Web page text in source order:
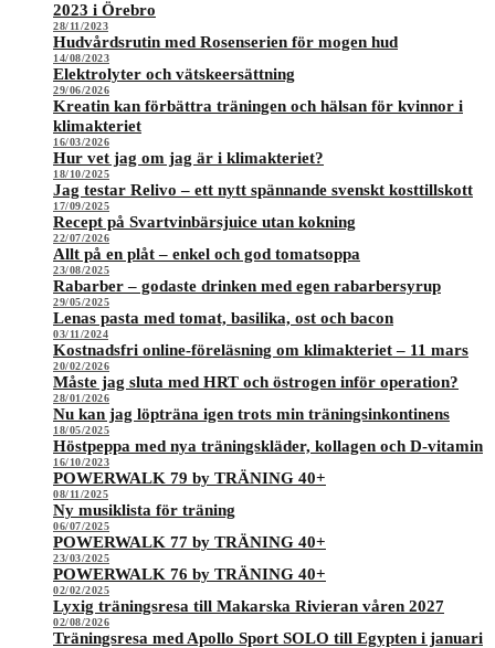
2023 i Örebro
28/11/2023
Hudvårdsrutin med Rosenserien för mogen hud
14/08/2023
Elektrolyter och vätskeersättning
29/06/2026
Kreatin kan förbättra träningen och hälsan för kvinnor i
klimakteriet
16/03/2026
Hur vet jag om jag är i klimakteriet?
18/10/2025
Jag testar Relivo – ett nytt spännande svenskt kosttillskott
17/09/2025
Recept på Svartvinbärsjuice utan kokning
22/07/2026
Allt på en plåt – enkel och god tomatsoppa
23/08/2025
Rabarber – godaste drinken med egen rabarbersyrup
29/05/2025
Lenas pasta med tomat, basilika, ost och bacon
03/11/2024
Kostnadsfri online-föreläsning om klimakteriet – 11 mars
20/02/2026
Måste jag sluta med HRT och östrogen inför operation?
28/01/2026
Nu kan jag löpträna igen trots min träningsinkontinens
18/05/2025
Höstpeppa med nya träningskläder, kollagen och D-vitamin
16/10/2023
POWERWALK 79 by TRÄNING 40+
08/11/2025
Ny musiklista för träning
06/07/2025
POWERWALK 77 by TRÄNING 40+
23/03/2025
POWERWALK 76 by TRÄNING 40+
02/02/2025
Lyxig träningsresa till Makarska Rivieran våren 2027
02/08/2026
Träningsresa med Apollo Sport SOLO till Egypten i januari